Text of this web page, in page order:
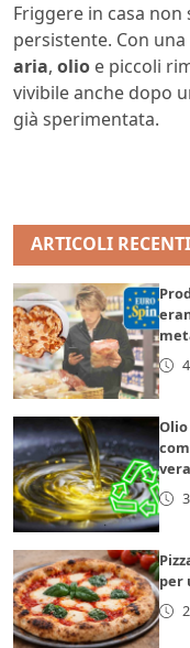
Friggere in casa non
persistente. Con
aria, olio e piccoli
vivibile anche dopo
già sperimentata.
ARTICOLI RECENTI
per